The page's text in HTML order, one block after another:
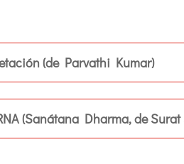
(de Parvathi Kumar)
(Sanátana Dharma, de Surat